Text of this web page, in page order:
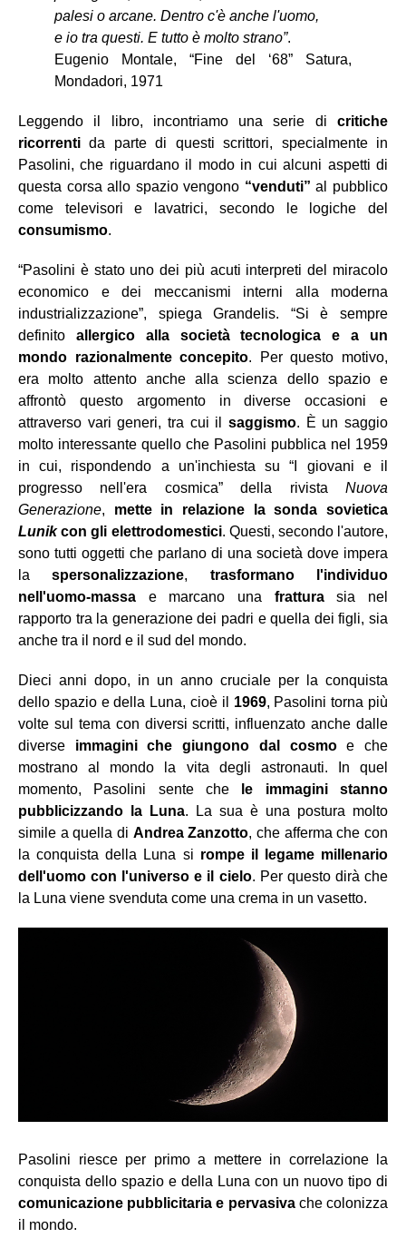
palesi o arcane. Dentro c'è anche l'uomo,
e io tra questi. E tutto è molto strano”.
Eugenio Montale, “Fine del ‘68” Satura,
Mondadori, 1971
Leggendo il libro, incontriamo una serie di critiche
ricorrenti da parte di questi scrittori, specialmente in
Pasolini, che riguardano il modo in cui alcuni aspetti di
questa corsa allo spazio vengono “venduti” al pubblico
come televisori e lavatrici, secondo le logiche del
consumismo.
“Pasolini è stato uno dei più acuti interpreti del miracolo
economico e dei meccanismi interni alla moderna
industrializzazione”, spiega Grandelis. “Si è sempre
definito allergico alla società tecnologica
e a un
mondo razionalmente concepito. Per questo motivo,
era molto attento anche alla scienza dello spazio e
affrontò questo argomento in diverse occasioni e
attraverso vari generi, tra cui il saggismo. È un saggio
molto interessante quello che Pasolini pubblica nel 1959
in cui, rispondendo a un'inchiesta su “I giovani e il
progresso nell'era cosmica” della rivista Nuova
Generazione, mette in relazione la sonda sovietica
Lunikcon gli elettrodomestici. Questi, secondo l'autore,
sono tutti oggetti che parlano di una società dove impera
laspersonalizzazione, trasformano l'individuo
nell'uomo-massa e marcano una fratturasia nel
rapporto tra la generazione dei padri e quella dei figli, sia
anche tra il nord e il sud del mondo.
Dieci anni dopo, in un anno cruciale per la conquista
dello spazio e della Luna, cioè il 1969, Pasolini torna più
volte sul tema con diversi scritti, influenzato anche dalle
diverse immagini che giungono dal cosmoe che
mostrano al mondo la vita degli astronauti. In quel
momento, Pasolini sente che
le immagini stanno
pubblicizzando la Luna. La sua è una postura molto
simile a quella di Andrea Zanzotto, che afferma che con
la conquista della Luna si rompe il legame millenario
dell'uomo con l'universo e il cielo. Per questo dirà che
la Luna viene svenduta come una crema in un vasetto.
Pasolini riesce per primo a mettere in correlazione la
conquista dello spazio e della Luna con un nuovo tipo di
comunicazione pubblicitaria e pervasivache colonizza
il mondo.